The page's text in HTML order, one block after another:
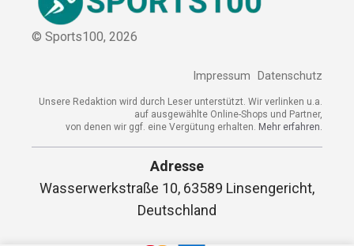
© Sports100, 2026
Impressum Datenschutz
Unsere Redaktion wird durch Leser unterstützt. Wir verlinken u.a.
auf ausgewählte Online-Shops und Partner,
von denen wir ggf. eine Vergütung erhalten. Mehr erfahren.
Adresse
Wasserwerkstraße 10, 63589 Linsengericht,
Deutschland